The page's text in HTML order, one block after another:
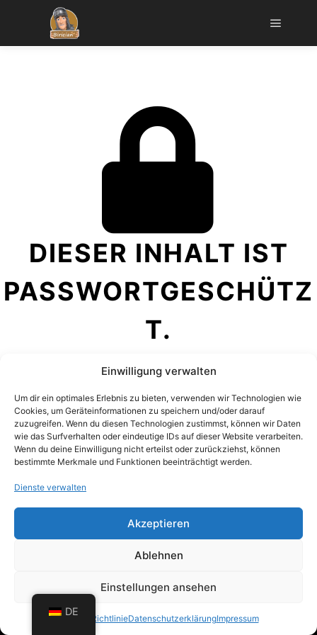
Einwilligung verwalten
Um dir ein optimales Erlebnis zu bieten, verwenden wir Technologien wie
Cookies, um Geräteinformationen zu speichern und/oder darauf
zuzugreifen. Wenn du diesen Technologien zustimmst, können wir Daten
wie das Surfverhalten oder eindeutige IDs auf dieser Website verarbeiten.
Wenn du deine Einwilligung nicht erteilst oder zurückziehst, können
bestimmte Merkmale und Funktionen beeinträchtigt werden.
Dienste verwalten
Akzeptieren
Ablehnen
Einstellungen ansehen
Cookie-RichtlinieDatenschutzerklärungImpressum
DIESER INHALT IST
PASSWORTGESCHÜTZ
T.
BITTE GIB UNTEN DEIN
PASSWORT EIN
Erstellt von ArcTron 3D GmbH
Datenschutz
DE